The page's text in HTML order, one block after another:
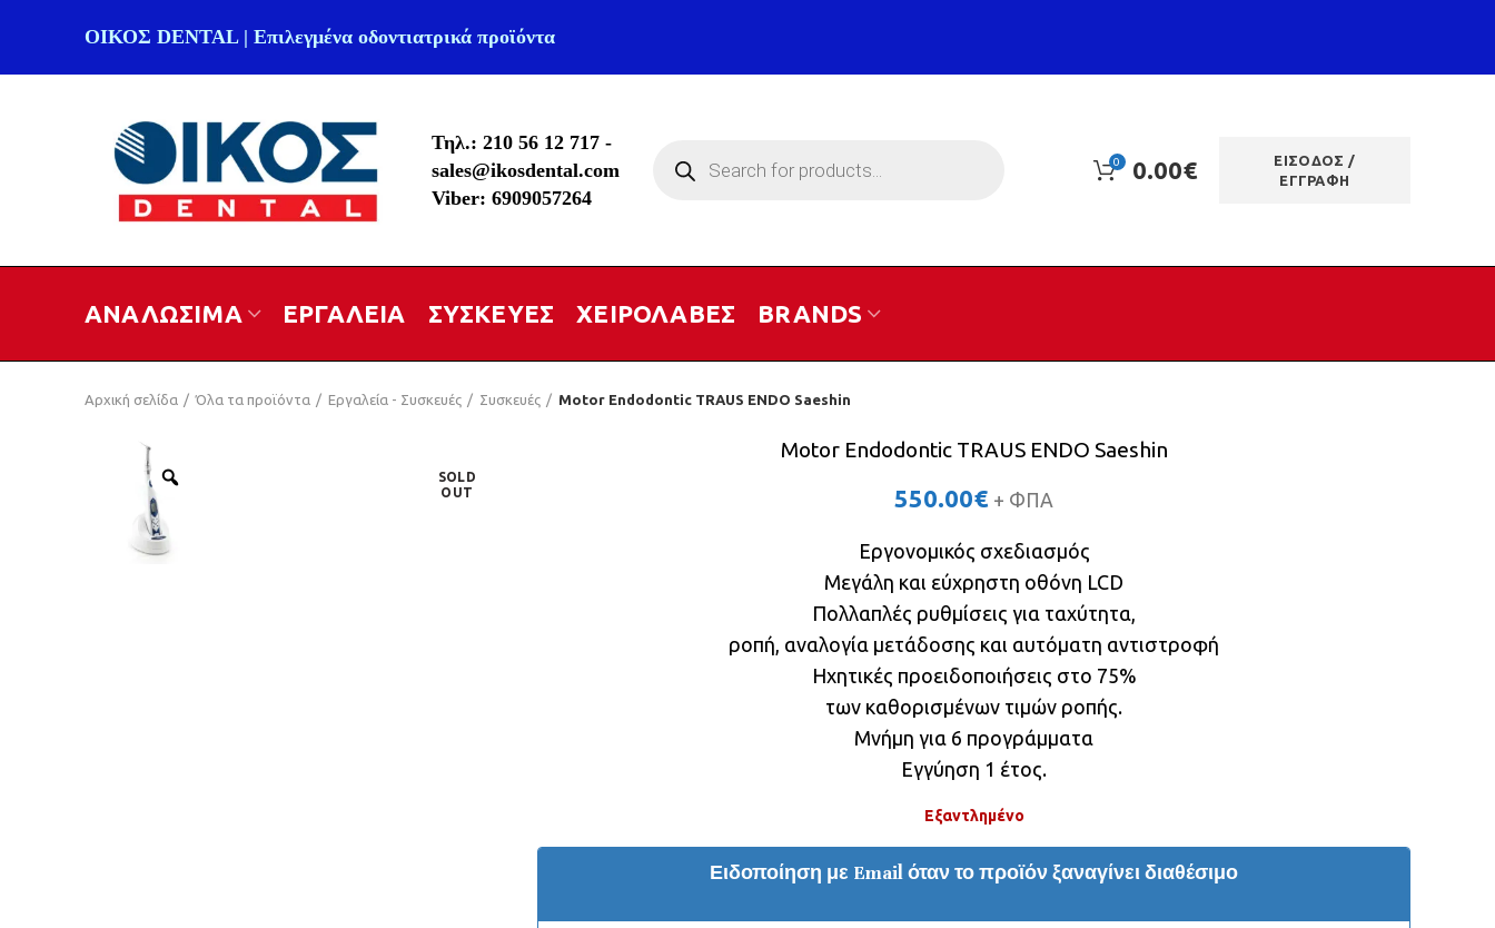
ΟΙΚΟΣ DENTAL | Επιλεγμένα οδοντιατρικά προϊόντα
Τηλ.: 210 56 12 717 -
sales@ikosdental.com
Viber: 6909057264
search
0 0.00€
ΕΙΣΟΔΟΣ /
ΕΓΓΡΑΦΗ
ΑΝΑΛΩΣΙΜΑ ΕΡΓΑΛΕΙΑ ΣΥΣΚΕΥΕΣ ΧΕΙΡΟΛΑΒΕΣ BRANDS
Αρχική σελίδα Όλα τα προϊόντα Εργαλεία - Συσκευές Συσκευές Motor Endodontic TRAUS ENDO Saeshin
SOLD
OUT
Motor Endodontic TRAUS ENDO Saeshin
550.00€ + ΦΠΑ
Εργονομικός σχεδιασμός
Μεγάλη και εύχρηστη οθόνη LCD
Πολλαπλές ρυθμίσεις για ταχύτητα,
ροπή, αναλογία μετάδοσης και αυτόματη αντιστροφή
Ηχητικές προειδοποιήσεις στο 75%
των καθορισμένων τιμών ροπής.
Μνήμη για 6 προγράμματα
Εγγύηση 1 έτος.
Εξαντλημένο
Ειδοποίηση με Email όταν το προϊόν ξαναγίνει διαθέσιμο